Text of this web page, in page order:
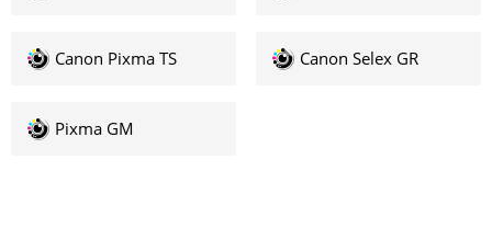
Canon Pixma TS Canon Selex GR
Pixma GM